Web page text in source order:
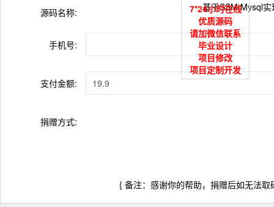
源码名称: 基于SSM Mysql
手机号:
支付金额:
捐赠方式:
{ 备注：感谢你的帮助，捐赠后如无法取
7*24小时在线
优质源码
请加微信联系
毕业设计
项目修改
项目定制开发